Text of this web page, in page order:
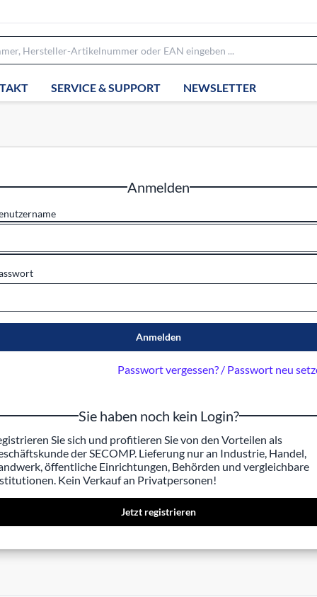
SERVICE & SUPPORT NEWSLETTER
Anmelden
Anmelden
Passwort vergessen? / Passwort neu
Sie haben noch kein Login?
Sie sich und profitieren Sie von den Vorteilen als
der SECOMP. Lieferung nur an Industrie, Handel,
öffentliche Einrichtungen, Behörden und vergleichbare
Kein Verkauf an Privatpersonen!
Jetzt registrieren